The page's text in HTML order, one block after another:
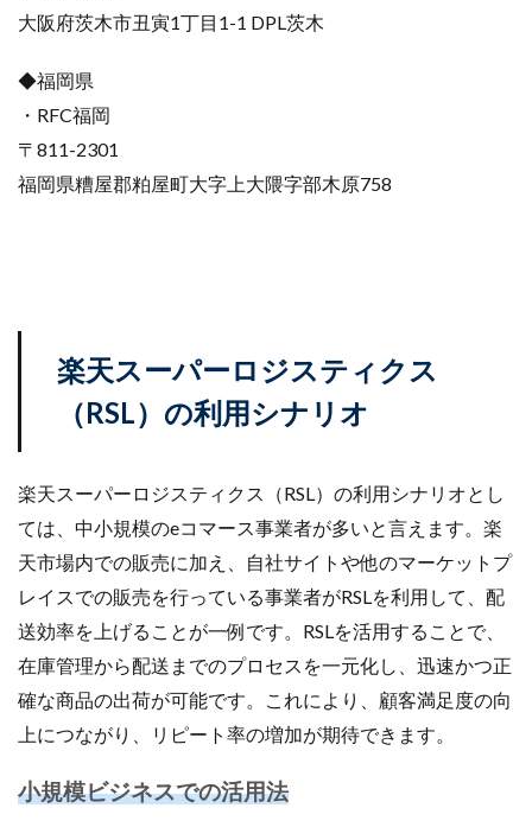
大阪府茨木市丑寅1丁目1-1 DPL茨木
◆福岡県
・RFC福岡
〒811-2301
福岡県糟屋郡粕屋町大字上大隈字部木原758
楽天スーパーロジスティクス
（RSL）の利用シナリオ
楽天スーパーロジスティクス（RSL）の利用シナリオとし
ては、中小規模のeコマース事業者が多いと言えます。楽
天市場内での販売に加え、自社サイトや他のマーケットプ
レイスでの販売を行っている事業者がRSLを利用して、配
送効率を上げることが一例です。RSLを活用することで、
在庫管理から配送までのプロセスを一元化し、迅速かつ正
確な商品の出荷が可能です。これにより、顧客満足度の向
上につながり、リピート率の増加が期待できます。
小規模ビジネスでの活用法